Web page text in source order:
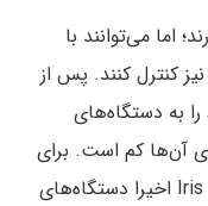
اما می‌توانند با
کنترل کنند. پس از
به دستگاه‌های
آن‌ها کم است. برای
مثال، شرکت‌های CleanSpark و Iris Energy اخیرا دستگاه‌های